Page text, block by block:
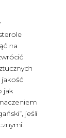
na
jak
jeśli